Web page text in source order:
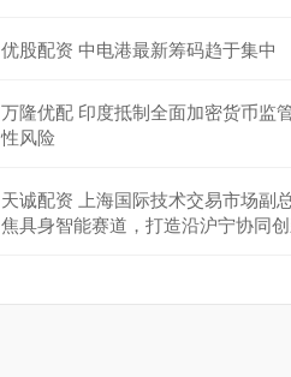
优股配资 中电港最新筹码趋于集中
万隆优配 印度抵制全面加密货币监
性风险
天诚配资 上海国际技术交易市场副
焦具身智能赛道，打造沿沪宁协同